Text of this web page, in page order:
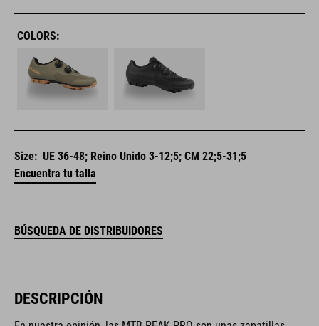
COLORS:
Size: UE 36-48; Reino Unido 3-12;5; CM 22;5-31;5
Encuentra tu talla
BÚSQUEDA DE DISTRIBUIDORES
DESCRIPCIÓN